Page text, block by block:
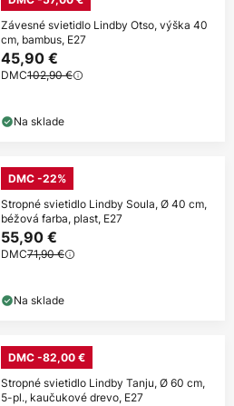
Závesné svietidlo Lindby Otso, výška 40
cm, bambus, E27
45,90 €
DMC102,90 €
Na sklade
DMC -22%
Stropné svietidlo Lindby Soula, Ø 40 cm,
béžová farba, plast, E27
55,90 €
DMC71,90 €
Na sklade
DMC -82,00 €
Stropné svietidlo Lindby Tanju, Ø 60 cm,
5-pl., kaučukové drevo, E27